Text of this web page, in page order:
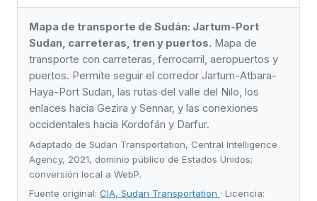
Mapa de transporte de Sudán: Jartum-Port
Sudan, carreteras, tren y puertos. Mapa de
transporte con carreteras, ferrocarril, aeropuertos y
puertos. Permite seguir el corredor Jartum-Atbara-
Haya-Port Sudan, las rutas del valle del Nilo, los
enlaces hacia Gezira y Sennar, y las conexiones
occidentales hacia Kordofán y Darfur.
Adaptado de Sudan Transportation, Central Intelligence
Agency, 2021, dominio público de Estados Unidos;
conversión local a WebP.
Fuente original: CIA, Sudan Transportation · Licencia: